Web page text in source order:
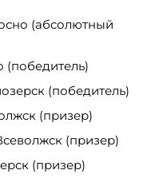
(абсолютный
(победитель)
(победитель)
(призер)
(призер)
(призер)